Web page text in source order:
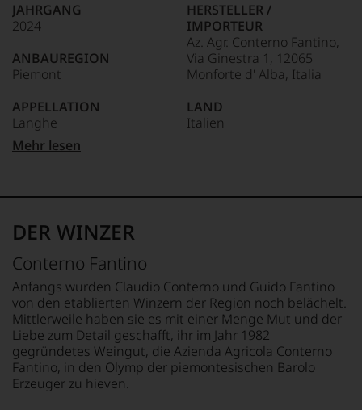
Unter 85 Punkte:
kaum
ein
Das
dokumentieren
auch
und
gerade
mit
Medaillen
Weinjournalisten
Fachpublikationen
unseren
Aussendungen
oder
in
unserem
Webshop,
um
JAHRGANG
2024
ANBAUREGION
Piemont
APPELLATION
Langhe
QUALITÄTSSTUFE
100% Chardonnay
BIO KENNZEICHNUNG
HÄNDLER
DE-ÖKO-006
BIO KENNZEICHNUNG
PRODUKT
IT-BIO-009
TRINKTEMPERATUR
HERSTELLER /
IMPORTEUR
Az. Agr. Conterno Fantino,
Via Ginestra 1, 12065
Monforte d' Alba, Italia
LAND
Italien
GESCHMACK
305 kJ / 72 kcal
FETT
0 g
davon gesättigte
Fettsäuren: 0 g
KOHLENHYDRATE
Mehr lesen
DER WINZER
Conterno Fantino
Anfangs wurden Claudio Conterno und Guido Fantino
von den etablierten Winzern der Region noch belächelt.
Mittlerweile haben sie es mit einer Menge Mut und der
Liebe zum Detail geschafft, ihr im Jahr 1982
gegründetes Weingut, die Azienda Agricola Conterno
Fantino, in den Olymp der piemontesischen Barolo
Erzeuger zu hieven.